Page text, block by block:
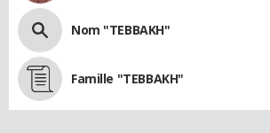
Nom "TEBBAKH"
Famille "TEBBAKH"